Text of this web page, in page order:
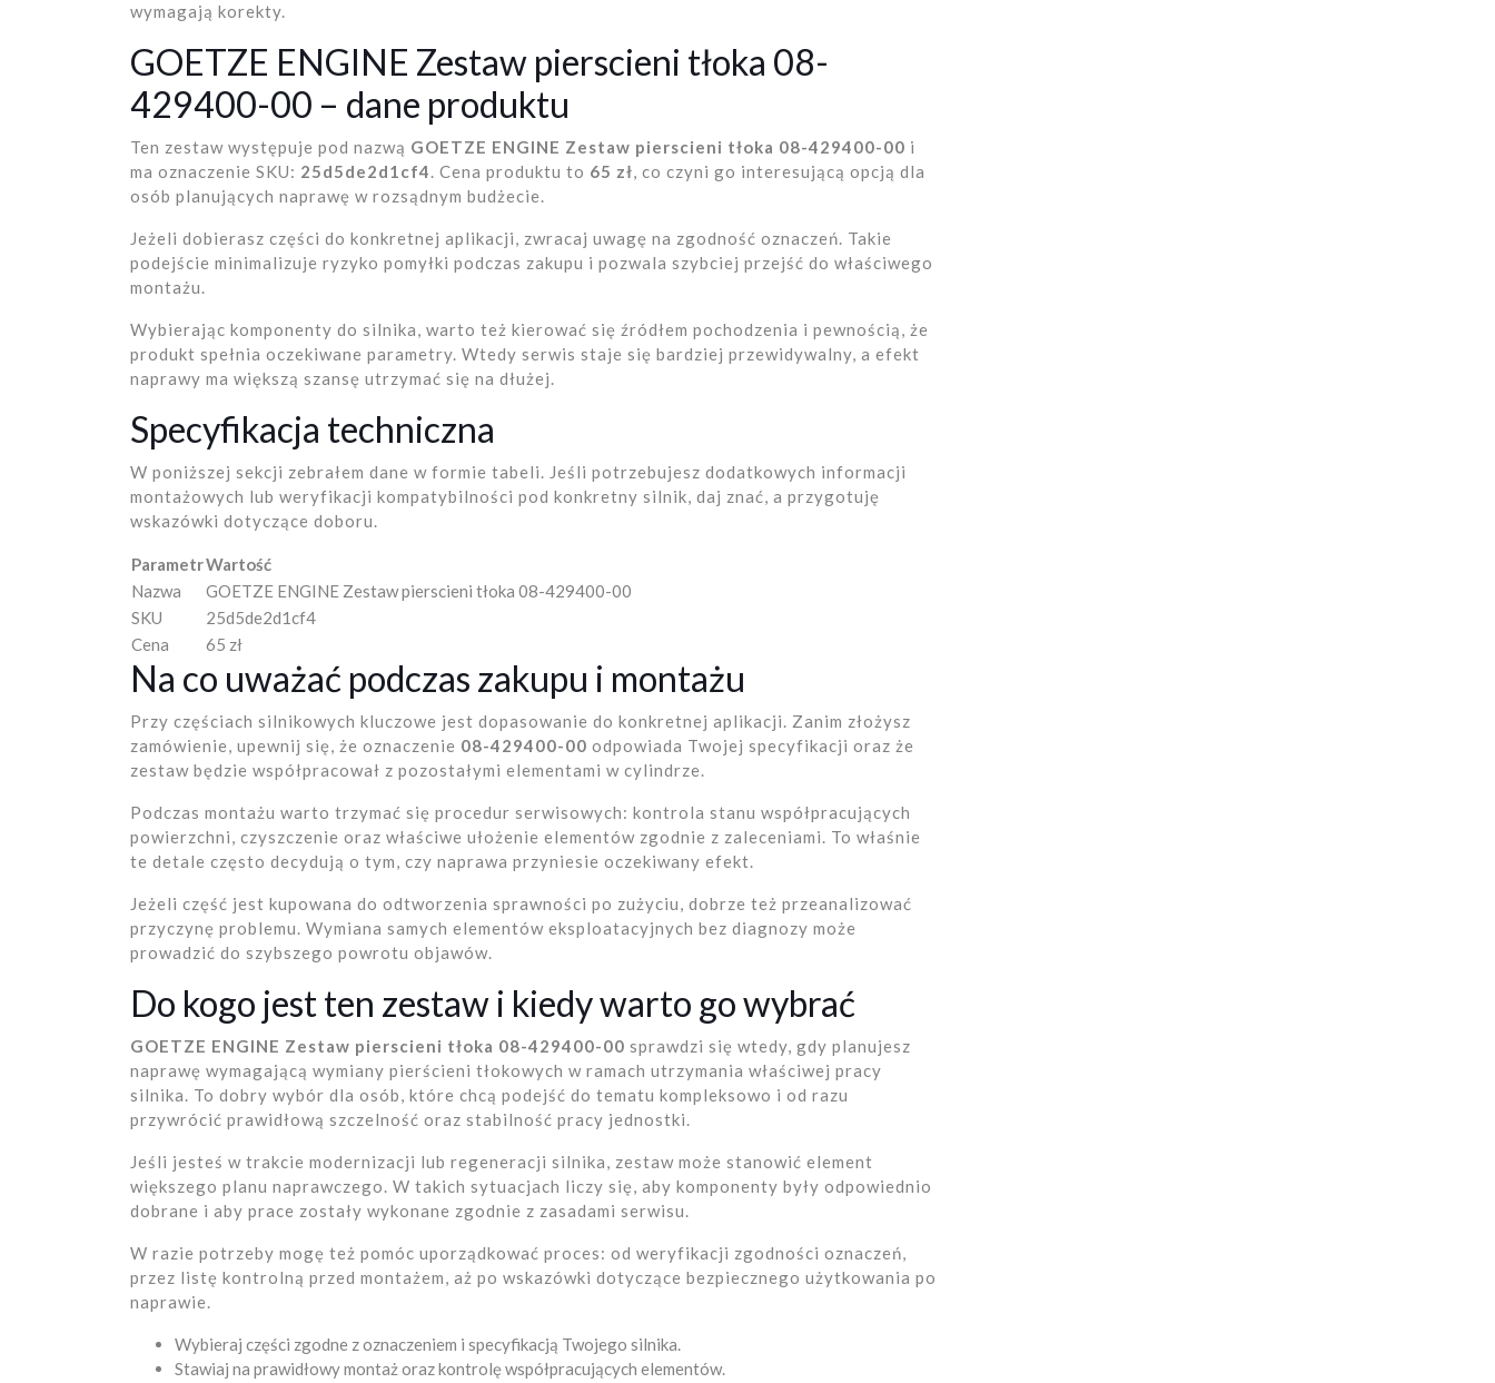
wymagają korekty.
GOETZE ENGINE Zestaw pierscieni tłoka 08-
429400-00 – dane produktu
Ten zestaw występuje pod nazwą GOETZE ENGINE Zestaw pierscieni tłoka 08-429400-00 i
ma oznaczenie SKU: 25d5de2d1cf4. Cena produktu to 65 zł, co czyni go interesującą opcją dla
osób planujących naprawę w rozsądnym budżecie.
Jeżeli dobierasz części do konkretnej aplikacji, zwracaj uwagę na zgodność oznaczeń. Takie
podejście minimalizuje ryzyko pomyłki podczas zakupu i pozwala szybciej przejść do właściwego
montażu.
Wybierając komponenty do silnika, warto też kierować się źródłem pochodzenia i pewnością, że
produkt spełnia oczekiwane parametry. Wtedy serwis staje się bardziej przewidywalny, a efekt
naprawy ma większą szansę utrzymać się na dłużej.
Specyfikacja techniczna
W poniższej sekcji zebrałem dane w formie tabeli. Jeśli potrzebujesz dodatkowych informacji
montażowych lub weryfikacji kompatybilności pod konkretny silnik, daj znać, a przygotuję
wskazówki dotyczące doboru.
ParametrWartość
Nazwa
GOETZE ENGINE Zestaw pierscieni tłoka 08-429400-00
SKU
25d5de2d1cf4
Cena
65 zł
Na co uważać podczas zakupu i montażu
Przy częściach silnikowych kluczowe jest dopasowanie do konkretnej aplikacji. Zanim złożysz
zamówienie, upewnij się, że oznaczenie 08-429400-00 odpowiada Twojej specyfikacji oraz że
zestaw będzie współpracował z pozostałymi elementami w cylindrze.
Podczas montażu warto trzymać się procedur serwisowych: kontrola stanu współpracujących
powierzchni, czyszczenie oraz właściwe ułożenie elementów zgodnie z zaleceniami. To właśnie
te detale często decydują o tym, czy naprawa przyniesie oczekiwany efekt.
Jeżeli część jest kupowana do odtworzenia sprawności po zużyciu, dobrze też przeanalizować
przyczynę problemu. Wymiana samych elementów eksploatacyjnych bez diagnozy może
prowadzić do szybszego powrotu objawów.
Do kogo jest ten zestaw i kiedy warto go wybrać
GOETZE ENGINE Zestaw pierscieni tłoka 08-429400-00 sprawdzi się wtedy, gdy planujesz
naprawę wymagającą wymiany pierścieni tłokowych w ramach utrzymania właściwej pracy
silnika. To dobry wybór dla osób, które chcą podejść do tematu kompleksowo i od razu
przywrócić prawidłową szczelność oraz stabilność pracy jednostki.
Jeśli jesteś w trakcie modernizacji lub regeneracji silnika, zestaw może stanowić element
większego planu naprawczego. W takich sytuacjach liczy się, aby komponenty były odpowiednio
dobrane i aby prace zostały wykonane zgodnie z zasadami serwisu.
W razie potrzeby mogę też pomóc uporządkować proces: od weryfikacji zgodności oznaczeń,
przez listę kontrolną przed montażem, aż po wskazówki dotyczące bezpiecznego użytkowania po
naprawie.
Wybieraj części zgodne z oznaczeniem i specyfikacją Twojego silnika.
Stawiaj na prawidłowy montaż oraz kontrolę współpracujących elementów.